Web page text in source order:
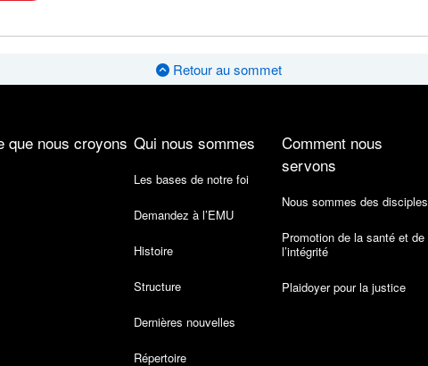
Retour au sommet
que nous croyons Qui nous sommes
Les bases de notre foi
Demandez à l’EMU
Histoire
Structure
Dernières nouvelles
Répertoire
Comment nous
servons
Nous sommes des disciples
Promotion de la santé et de
l’intégrité
Plaidoyer pour la justice